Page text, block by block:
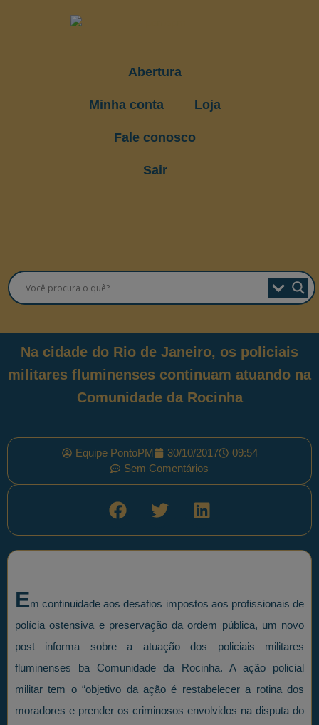
Abertura
Minha conta Loja
Fale conosco
Sair
Na cidade do Rio de Janeiro, os policiais
militares fluminenses continuam atuando na
Comunidade da Rocinha
Equipe PontoPM 30/10/2017
09:54
Sem Comentários
Em continuidade aos desafios impostos aos profissionais de
polícia ostensiva e preservação da ordem pública, um novo
post informa sobre a atuação dos policiais militares
fluminenses ba Comunidade da Rocinha. A ação policial
militar tem o “objetivo da ação é restabelecer a rotina dos
moradores e prender os criminosos envolvidos na disputa do